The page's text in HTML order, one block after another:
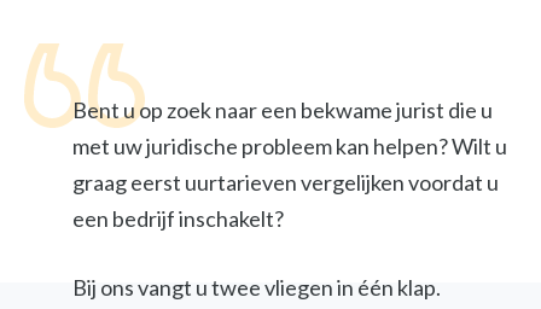
Bent u op zoek naar een bekwame jurist die u
met uw juridische probleem kan helpen? Wilt u
graag eerst uurtarieven vergelijken voordat u
een bedrijf inschakelt?
Bij ons vangt u twee vliegen in één klap.